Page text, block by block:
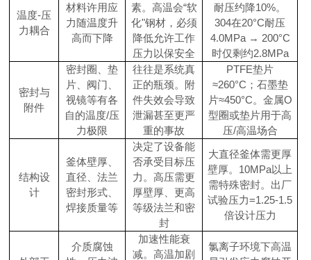
温度-压
力耦合
材料许用应
力随温度升
高而下降
素。高温会“软
化"钢材，必须
降低允许工作
压力以保安全
耐压约降10%。
304在20°C耐压
4.0MPa → 200°C
时仅剩约2.8MPa
密封与
附件
密封圈、垫
片、阀门、
视镜等有各
自的温度/压
力极限
往往是系统真
正的瓶颈。附
件失效会导致
泄漏甚至更严
重的事故
PTFE垫片
≈260°C；石墨垫
片≈450°C。金属O
型圈或垫片用于高
压/高温场合
结构设
计
釜体壁厚、
直径、法兰
密封形式、
焊接质量等
决定了设备能
否承受目标压
力。高压需更
厚壁厚、更高
等级法兰和密
封
大直径釜体需更厚
壁厚。10MPa以上
需特殊密封。出厂
试验压力=1.25-1.5
倍设计压力
介质腐蚀
加速性能衰
减。高温加剧
氯离子环境下高温